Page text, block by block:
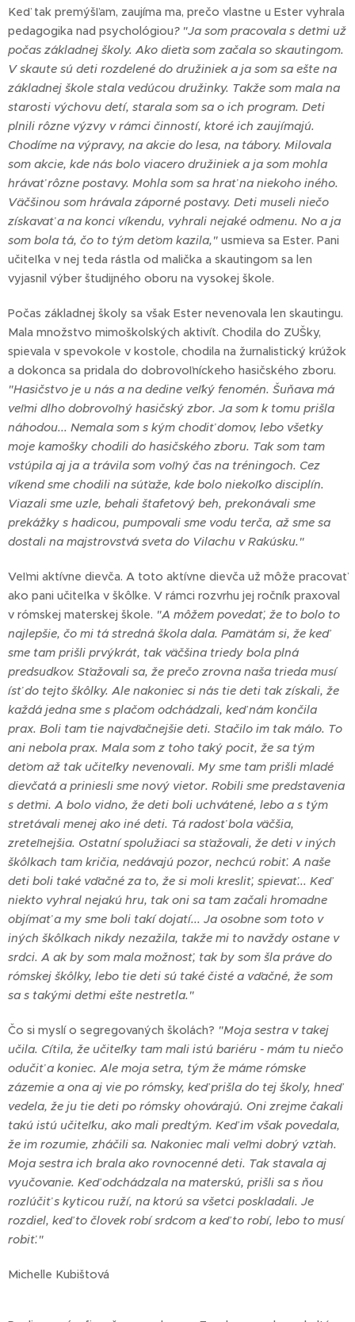
Keď tak premýšľam, zaujíma ma, prečo vlastne u Ester vyhrala
pedagogika nad psychológiou? "Ja som pracovala s deťmi už
počas základnej školy. Ako dieťa som začala so skautingom.
V skaute sú deti rozdelené do družiniek a ja som sa ešte na
základnej škole stala vedúcou družinky. Takže som mala na
starosti výchovu detí, starala som sa o ich program. Deti
plnili rôzne výzvy v rámci činností, ktoré ich zaujímajú.
Chodíme na výpravy, na akcie do lesa, na tábory. Milovala
som akcie, kde nás bolo viacero družiniek a ja som mohla
hrávať rôzne postavy. Mohla som sa hrať na niekoho iného.
Väčšinou som hrávala záporné postavy. Deti museli niečo
získavať a na konci víkendu, vyhrali nejaké odmenu. No a ja
som bola tá, čo to tým deťom kazila," usmieva sa Ester. Pani
učiteľka v nej teda rástla od malička a skautingom sa len
vyjasnil výber študijného oboru na vysokej škole.
Počas základnej školy sa však Ester nevenovala len skautingu.
Mala množstvo mimoškolských aktivít. Chodila do ZUŠky,
spievala v spevokole v kostole, chodila na žurnalistický krúžok
a dokonca sa pridala do dobrovoľníckeho hasičského zboru.
"Hasičstvo je u nás a na dedine veľký fenomén. Šuňava má
veľmi dlho dobrovoľný hasičský zbor. Ja som k tomu prišla
náhodou... Nemala som s kým chodiť domov, lebo všetky
moje kamošky chodili do hasičského zboru. Tak som tam
vstúpila aj ja a trávila som voľný čas na tréningoch. Cez
víkend sme chodili na súťaže, kde bolo niekoľko disciplín.
Viazali sme uzle, behali štafetový beh, prekonávali sme
prekážky s hadicou, pumpovali sme vodu terča, až sme sa
dostali na majstrovstvá sveta do Vilachu v Rakúsku."
Veľmi aktívne dievča. A toto aktívne dievča už môže pracovať
ako pani učiteľka v škôlke. V rámci rozvrhu jej ročník praxoval
v rómskej materskej škole. "A môžem povedať, že to bolo to
najlepšie, čo mi tá stredná škola dala. Pamätám si, že keď
sme tam prišli prvýkrát, tak väčšina triedy bola plná
predsudkov. Sťažovali sa, že prečo zrovna naša trieda musí
ísť do tejto škôlky. Ale nakoniec si nás tie deti tak získali, že
každá jedna sme s plačom odchádzali, keď nám končila
prax. Boli tam tie najvďačnejšie deti. Stačilo im tak málo. To
ani nebola prax. Mala som z toho taký pocit, že sa tým
deťom až tak učiteľky nevenovali. My sme tam prišli mladé
dievčatá a priniesli sme nový vietor. Robili sme predstavenia
s deťmi. A bolo vidno, že deti boli uchvátené, lebo a s tým
stretávali menej ako iné deti. Tá radosť bola väčšia,
zreteľnejšia. Ostatní spolužiaci sa sťažovali, že deti v iných
škôlkach tam kričia, nedávajú pozor, nechcú robiť. A naše
deti boli také vďačné za to, že si moli kresliť, spievať... Keď
niekto vyhral nejakú hru, tak oni sa tam začali hromadne
objímať a my sme boli takí dojatí... Ja osobne som toto v
iných škôlkach nikdy nezažila, takže mi to navždy ostane v
srdci. A ak by som mala možnosť, tak by som šla práve do
rómskej škôlky, lebo tie deti sú také čisté a vďačné, že som
sa s takými deťmi ešte nestretla."
Čo si myslí o segregovaných školách? "Moja sestra v takej
učila. Cítila, že učiteľky tam mali istú bariéru - mám tu niečo
odučiť a koniec. Ale moja setra, tým že máme rómske
zázemie a ona aj vie po rómsky, keď prišla do tej školy, hneď
vedela, že ju tie deti po rómsky ohovárajú. Oni zrejme čakali
takú istú učiteľku, ako mali predtým. Keď im však povedala,
že im rozumie, zháčili sa. Nakoniec mali veľmi dobrý vzťah.
Moja sestra ich brala ako rovnocenné deti. Tak stavala aj
vyučovanie. Keď odchádzala na materskú, prišli sa s ňou
rozlúčiť s kyticou ruží, na ktorú sa všetci poskladali. Je
rozdiel, keď to človek robí srdcom a keď to robí, lebo to musí
robiť."
Michelle Kubištová